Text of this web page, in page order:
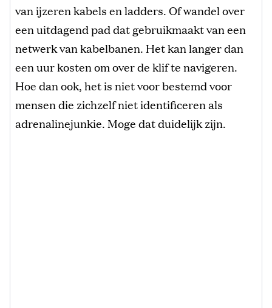
van ijzeren kabels en ladders. Of wandel over
een uitdagend pad dat gebruikmaakt van een
netwerk van kabelbanen. Het kan langer dan
een uur kosten om over de klif te navigeren.
Hoe dan ook, het is niet voor bestemd voor
mensen die zichzelf niet identificeren als
adrenalinejunkie. Moge dat duidelijk zijn.